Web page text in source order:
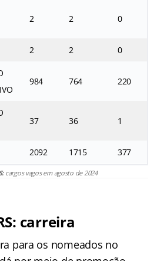
2 2 0
2 2 0
984 764 220
37 36 1
2092 1715 377
cargos vagos em agosto de 2024
carreira
para os nomeados no